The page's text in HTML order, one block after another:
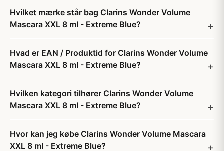
Hvilket mærke står bag Clarins Wonder Volume
Mascara XXL 8 ml - Extreme Blue?
Hvad er EAN / Produktid for Clarins Wonder Volume
Mascara XXL 8 ml - Extreme Blue?
Hvilken kategori tilhører Clarins Wonder Volume
Mascara XXL 8 ml - Extreme Blue?
Hvor kan jeg købe Clarins Wonder Volume Mascara
XXL 8 ml - Extreme Blue?